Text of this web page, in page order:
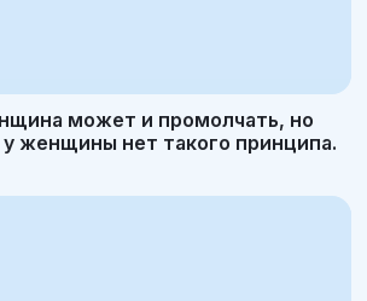
может и промолчать, но
женщины нет такого принципа.